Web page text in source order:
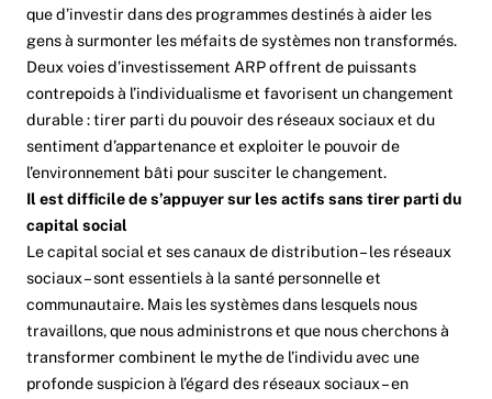
que d’investir dans des programmes destinés à aider les
gens à surmonter les méfaits de systèmes non transformés.
Deux voies d’investissement ARP offrent de puissants
contrepoids à l’individualisme et favorisent un changement
durable : tirer parti du pouvoir des réseaux sociaux et du
sentiment d’appartenance et exploiter le pouvoir de
l’environnement bâti pour susciter le changement.
Il est difficile de s’appuyer sur les actifs sans tirer parti du
capital social
Le capital social et ses canaux de distribution – les réseaux
sociaux – sont essentiels à la santé personnelle et
communautaire. Mais les systèmes dans lesquels nous
travaillons, que nous administrons et que nous cherchons à
transformer combinent le mythe de l’individu avec une
profonde suspicion à l’égard des réseaux sociaux – en